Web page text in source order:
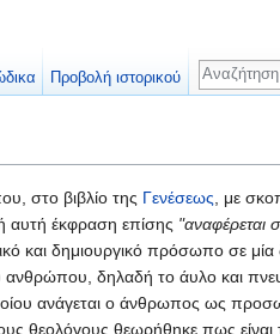
στο βιβλίο της Γενέσεως, με
αυτή έκφραση επίσης "αναφέρεται
και δημιουργικό πρόσωπο σε μία
ανθρώπου, δηλαδή το άυλο και
ανάγεται ο άνθρωπος ως
θεολόγους θεωρήθηκε πως
Προβολή ιστορικού